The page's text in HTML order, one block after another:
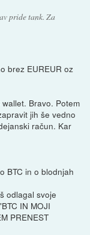
pride tank. Za
brez EUREUR oz
Bravo. Potem
jih še vedno
račun. Kar
BTC in o blodnjah
odlagal svoje
IN MOJI
PRENEST